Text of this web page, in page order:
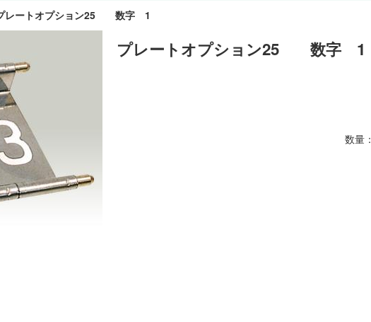
レートオプション25 数字 1
プレートオプション25 数字 1
数量：